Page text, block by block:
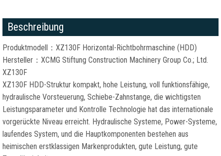
Beschreibung
Produktmodell：XZ130F Horizontal-Richtbohrmaschine (HDD)
Hersteller：XCMG Stiftung Construction Machinery Group Co.; Ltd.
XZ130F
XZ130F HDD-Struktur kompakt, hohe Leistung, voll funktionsfähige,
hydraulische Vorsteuerung, Schiebe-Zahnstange, die wichtigsten
Leistungsparameter und Kontrolle Technologie hat das internationale
vorgerückte Niveau erreicht. Hydraulische Systeme, Power-Systeme,
laufendes System, und die Hauptkomponenten bestehen aus
heimischen erstklassigen Markenprodukten, gute Leistung, gute